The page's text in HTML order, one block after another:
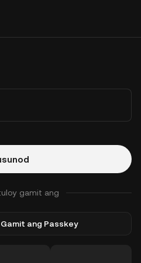
gamit ang
ang Passkey